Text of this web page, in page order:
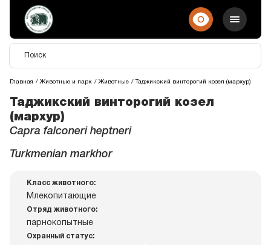
Главная Животные и парк Животные Таджикский винторогий козел (мархур)
Таджикский винторогий козел
(мархур)
Capra falconeri heptneri
Turkmenian markhor
Класс животного:
Млекопитающие
Отряд животного:
парнокопытные
Охранный статус: